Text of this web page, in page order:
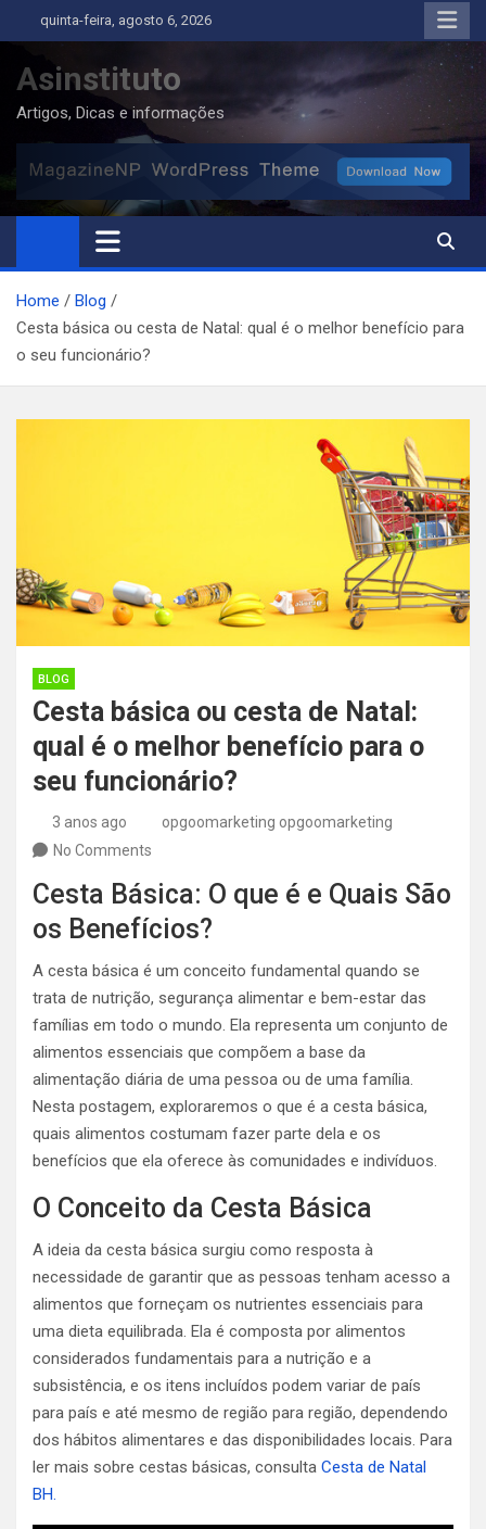
to
content
quinta-feira, agosto 6, 2026
Asinstituto
Artigos, Dicas e informações
Home
Blog
Cesta básica ou cesta de Natal: qual é o melhor benefício para
o seu funcionário?
BLOG
Cesta básica ou cesta de Natal:
qual é o melhor benefício para o
seu funcionário?
3 anos ago
opgoomarketing opgoomarketing
No Comments
Cesta Básica: O que é e Quais São
os Benefícios?
A cesta básica é um conceito fundamental quando se
trata de nutrição, segurança alimentar e bem-estar das
famílias em todo o mundo. Ela representa um conjunto de
alimentos essenciais que compõem a base da
alimentação diária de uma pessoa ou de uma família.
Nesta postagem, exploraremos o que é a cesta básica,
quais alimentos costumam fazer parte dela e os
benefícios que ela oferece às comunidades e indivíduos.
O Conceito da Cesta Básica
A ideia da cesta básica surgiu como resposta à
necessidade de garantir que as pessoas tenham acesso a
alimentos que forneçam os nutrientes essenciais para
uma dieta equilibrada. Ela é composta por alimentos
considerados fundamentais para a nutrição e a
subsistência, e os itens incluídos podem variar de país
para país e até mesmo de região para região, dependendo
dos hábitos alimentares e das disponibilidades locais. Para
ler mais sobre cestas básicas, consulta Cesta de Natal
BH.